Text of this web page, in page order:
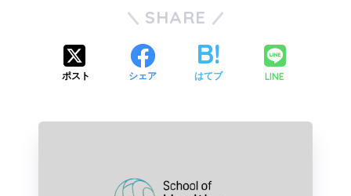
SHARE
ポスト シェア はてブ LINE